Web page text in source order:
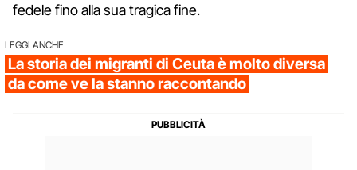
fedele fino alla sua tragica fine.
LEGGI ANCHE
La storia dei migranti di Ceuta è molto diversa
da come ve la stanno raccontando